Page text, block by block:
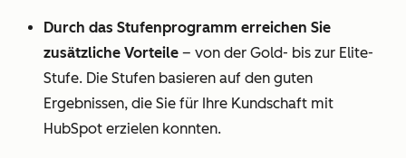
Durch das Stufenprogramm erreichen Sie
zusätzliche Vorteile – von der Gold- bis zur Elite-
Stufe. Die Stufen basieren auf den guten
Ergebnissen, die Sie für Ihre Kundschaft mit
HubSpot erzielen konnten.